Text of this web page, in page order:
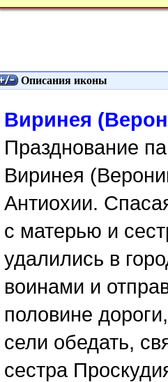
Описания иконы
Виринея
Празднование
Виринея
Антиохии.
с матерью и
удалились в
воинами и
половине
сели обедать,
сестра